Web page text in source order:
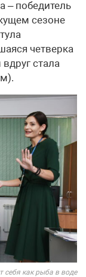
– победитель
сезоне
четверка
стала
как рыба в воде